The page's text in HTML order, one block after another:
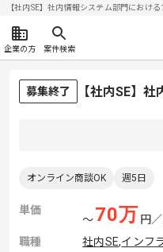
【社内SE】社内情報システム部門にお
企業の方 案件検索
募集終了 【社内SE】
オンライン商談OK 週5日
単価
〜70万 円
職種
社内SE,インフ